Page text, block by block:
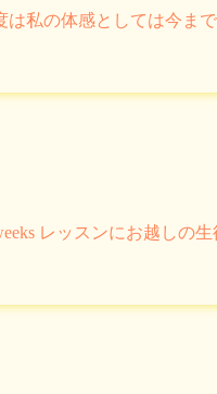
私の体感としては今
レッスンにお越しの